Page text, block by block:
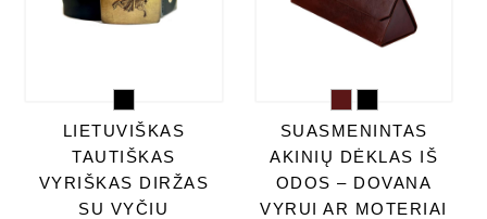
LIETUVIŠKAS
TAUTIŠKAS
VYRIŠKAS DIRŽAS
SU VYČIU
SUASMENINTAS
AKINIŲ DĖKLAS IŠ
ODOS – DOVANA
VYRUI AR MOTERIAI